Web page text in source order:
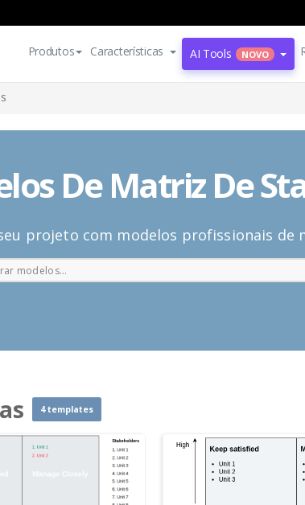
Produtos Características AI Tools NOVO
De Matriz De
projeto com modelos profissionais de
4 templates